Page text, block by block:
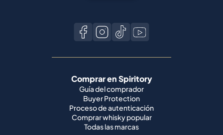
Comprar en Spiritory
Guía del comprador
Buyer Protection
Proceso de autenticación
Comprar whisky popular
Todas las marcas